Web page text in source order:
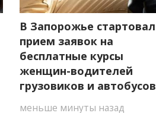
В Запорожье стартовал
прием заявок на
бесплатные курсы
женщин-водителей
грузовиков и автобусов
меньше минуты назад